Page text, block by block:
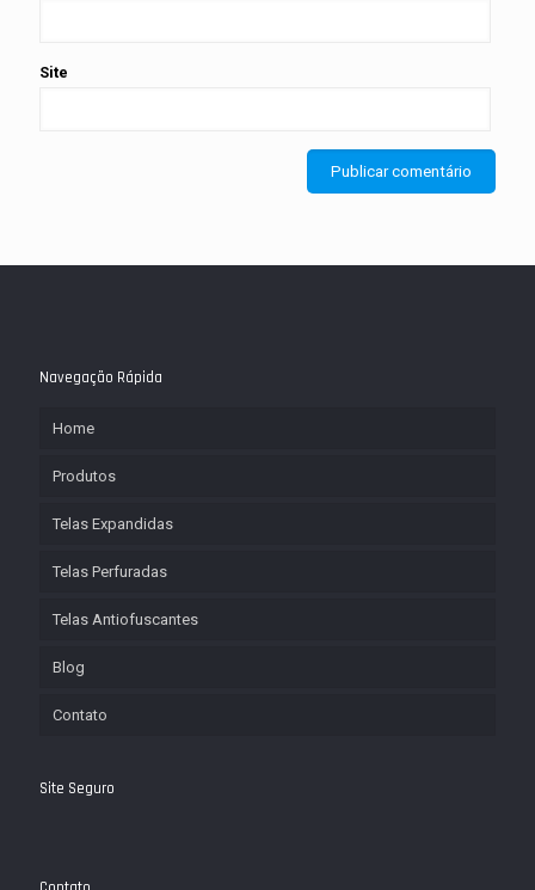
Site
Navegação Rápida
Home
Produtos
Telas Expandidas
Telas Perfuradas
Telas Antiofuscantes
Blog
Contato
Site Seguro